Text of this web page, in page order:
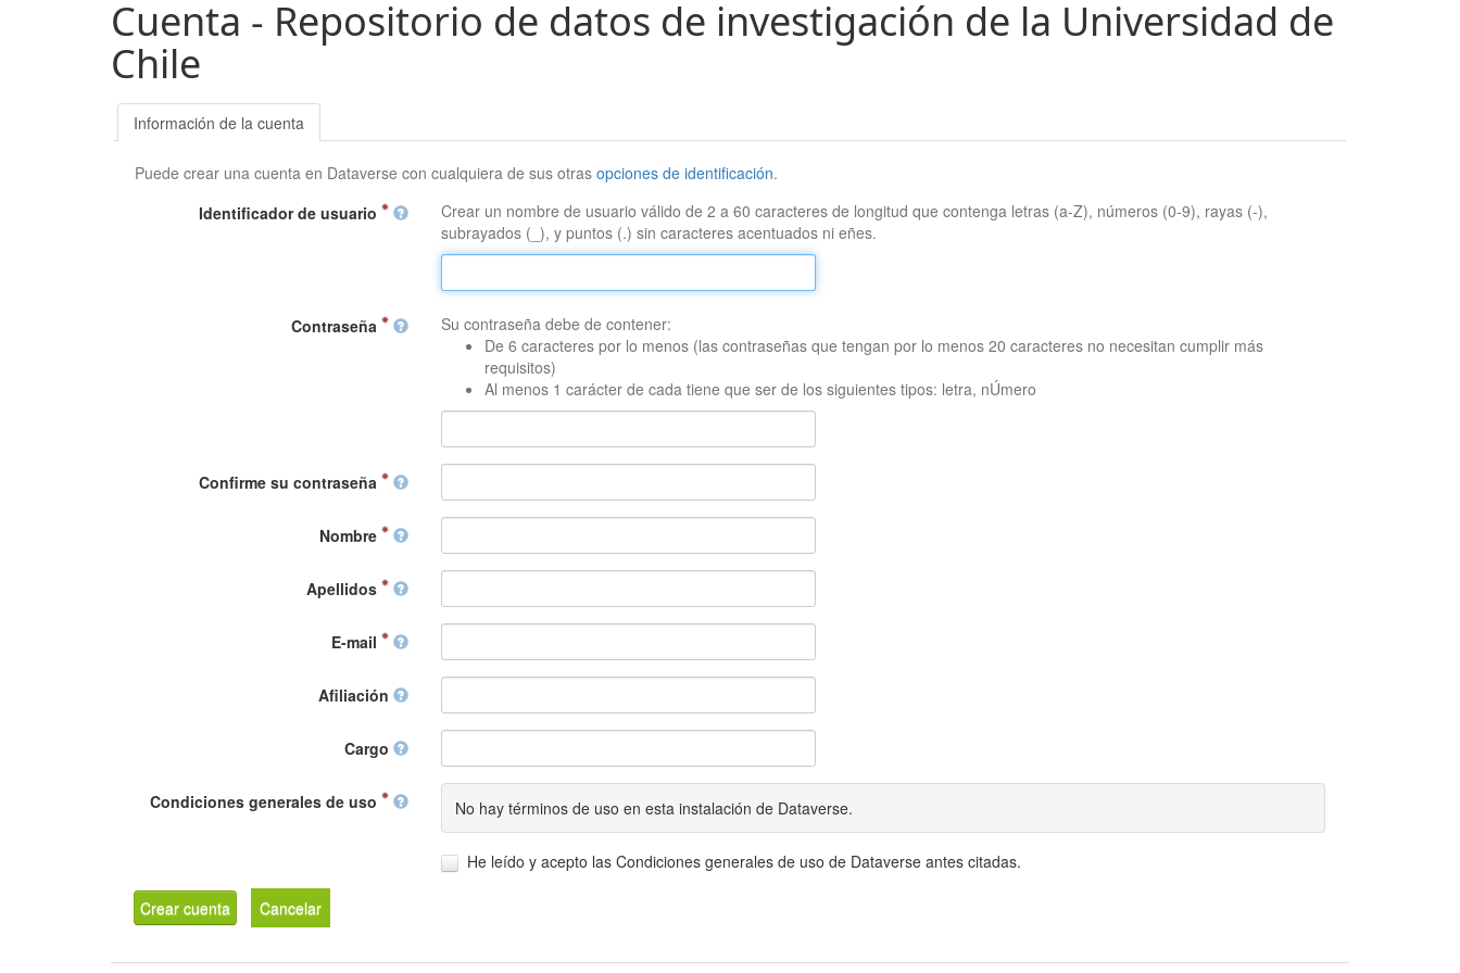
Cuenta - Repositorio de datos de investigación de la Universidad de
Chile
Información de la cuenta
Puede crear una cuenta en Dataverse con cualquiera de sus otrasopciones de identificación.
Identificador de usuario
Crear un nombre de usuario válido de 2 a 60 caracteres de longitud que contenga letras (a-Z), números (0-9), rayas (-),
subrayados (_), y puntos (.) sin caracteres acentuados ni eñes.
Contraseña
Su contraseña debe de contener:
De 6 caracteres por lo menos (las contraseñas que tengan por lo menos 20 caracteres no necesitan cumplir más
requisitos)
Al menos 1 carácter de cada tiene que ser de los siguientes tipos: letra, nÚmero
Confirme su contraseña
Nombre
Apellidos
E-mail
Afiliación
Cargo
Condiciones generales de uso No hay términos de uso en esta instalación de Dataverse.
He leído y acepto las Condiciones generales de uso de Dataverse antes citadas.
Crear cuenta Cancelar